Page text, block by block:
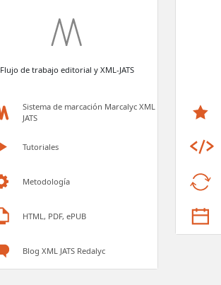
Flujo de trabajo editorial y XML-JATS
Sistema de marcación Marcalyc XML
JATS
Tutoriales
Metodología
HTML, PDF, ePUB
Blog XML JATS Redalyc